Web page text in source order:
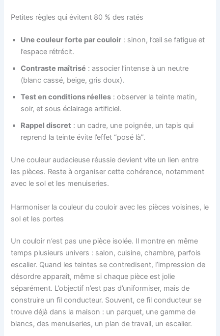
Petites règles qui évitent 80 % des ratés
Une couleur forte par couloir : sinon, l’œil se fatigue et
l’espace rétrécit.
Contraste maîtrisé : associer l’intense à un neutre
(blanc cassé, beige, gris doux).
Test en conditions réelles : observer la teinte matin,
soir, et sous éclairage artificiel.
Rappel discret : un cadre, une poignée, un tapis qui
reprend la teinte évite l’effet “posé là”.
Une couleur audacieuse réussie devient vite un lien entre
les pièces. Reste à organiser cette cohérence, notamment
avec le sol et les menuiseries.
Harmoniser la couleur du couloir avec les pièces voisines, le
sol et les portes
Un couloir n’est pas une pièce isolée. Il montre en même
temps plusieurs univers : salon, cuisine, chambre, parfois
escalier. Quand les teintes se contredisent, l’impression de
désordre apparaît, même si chaque pièce est jolie
séparément. L’objectif n’est pas d’uniformiser, mais de
construire un fil conducteur. Souvent, ce fil conducteur se
trouve déjà dans la maison : un parquet, une gamme de
blancs, des menuiseries, un plan de travail, un escalier.